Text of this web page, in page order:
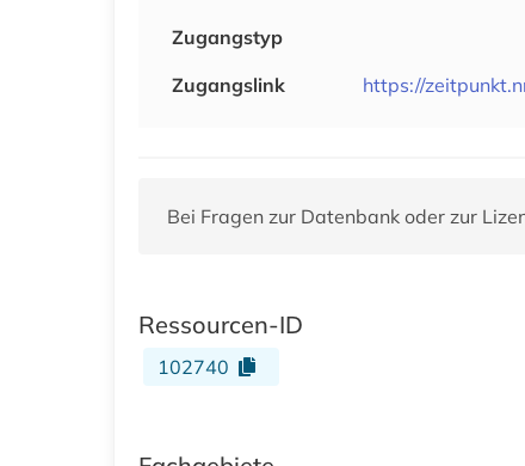
Zugangstyp
Zugangslink
https://
Bei Fragen zur Datenbank oder zur
Ressourcen-ID
102740